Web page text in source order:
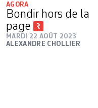
AGORA
Bondir hors de la
page
MARDI 22 AOÛT 2023
ALEXANDRE CHOLLIER